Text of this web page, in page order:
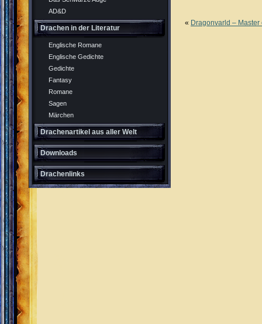
AD&D
Drachen in der Literatur
Englische Romane
Englische Gedichte
Gedichte
Fantasy
Romane
Sagen
Märchen
Drachenartikel aus aller Welt
Downloads
Drachenlinks
« Dragonvarld – Master